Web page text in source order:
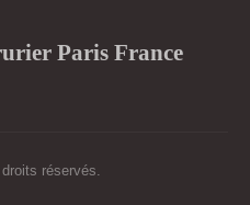
Paris France
réservés.